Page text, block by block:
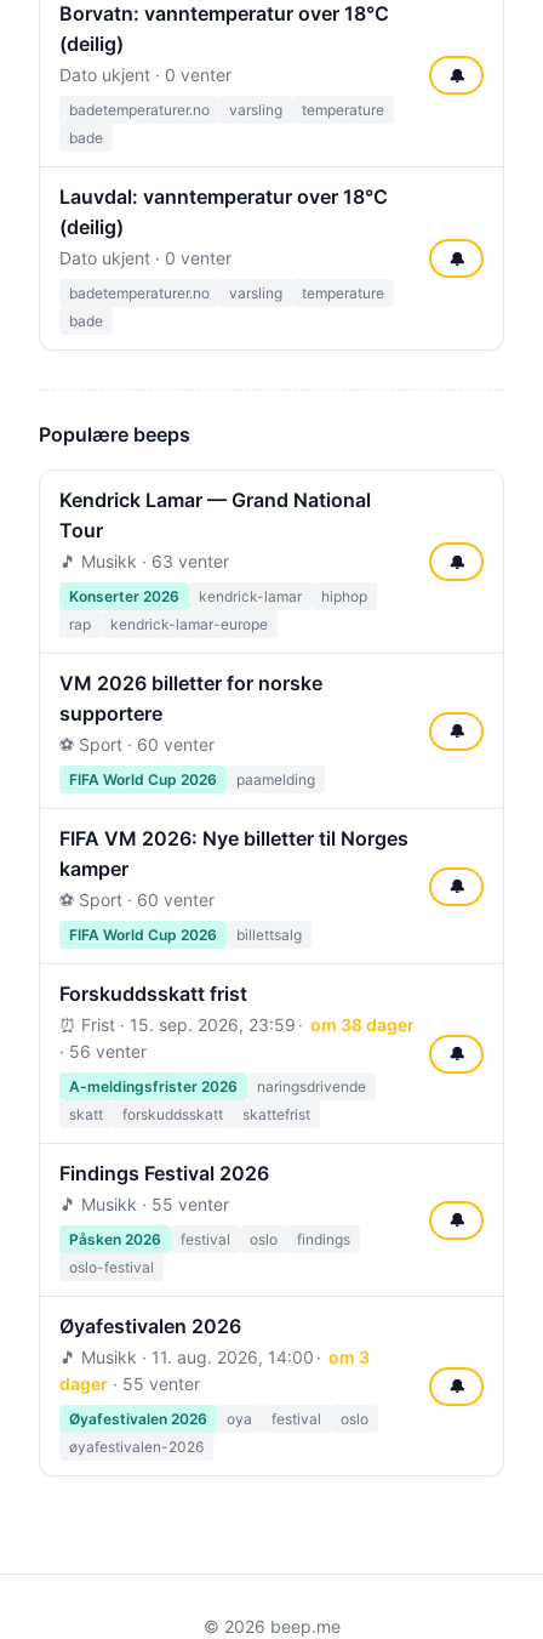
Borvatn: vanntemperatur over 18°C
(deilig)
Dato ukjent · 0 venter
badetemperaturer.no varsling
temperature
bade
🔔
Lauvdal: vanntemperatur over 18°C
(deilig)
Dato ukjent · 0 venter
badetemperaturer.no varsling
temperature
bade
🔔
Populære beeps
Kendrick Lamar — Grand National
Tour
🎵 Musikk · 63 venter
Konserter 2026 kendrick-lamar
hiphop
rap
kendrick-lamar-europe
🔔
VM 2026 billetter for norske
supportere
⚽ Sport · 60 venter
FIFA World Cup 2026 paamelding
🔔
FIFA VM 2026: Nye billetter til Norges
kamper
⚽ Sport · 60 venter
FIFA World Cup 2026 billettsalg
🔔
Forskuddsskatt frist
⏰ Frist · 15. sep. 2026, 23:59
om 38 dager
· 56 venter
A-meldingsfrister 2026
naringsdrivende
skatt
forskuddsskatt skattefrist
🔔
Findings Festival 2026
🎵 Musikk · 55 venter
Påsken 2026 festival oslo
findings
oslo-festival
🔔
Øyafestivalen 2026
🎵 Musikk · 11. aug. 2026, 14:00
om 3
dager · 55 venter
Øyafestivalen 2026 oya festival
oslo
øyafestivalen-2026
🔔
© 2026 beep.me